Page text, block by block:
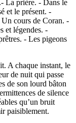
La prière. - Dans le
et le présent. -
cours de Coran. -
et légendes. -
- Les pigeons
A chaque instant, le
de nuit qui passe
de son lourd bâton
de silence
qu’un bruit
paisiblement.